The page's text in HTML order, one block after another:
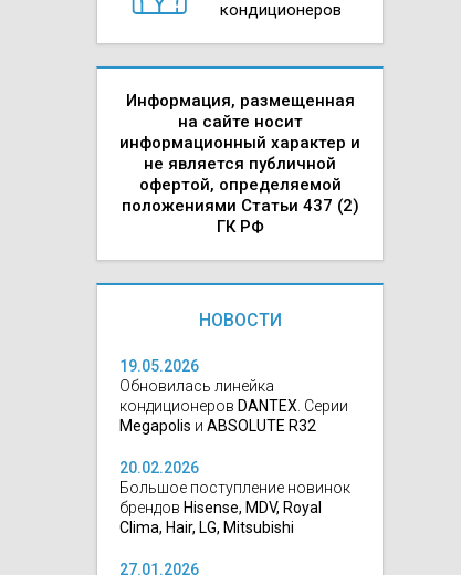
кондиционеров
Информация, размещенная
на сайте носит
информационный характер и
не является публичной
офертой, определяемой
положениями Статьи 437 (2)
ГК РФ
НОВОСТИ
19.05.2026
Обновилась линейка
кондиционеров DANTEX. Серии
Megapolis и ABSOLUTE R32
20.02.2026
Большое поступление новинок
брендов Hisense, MDV, Royal
Clima, Hair, LG, Mitsubishi
27.01.2026